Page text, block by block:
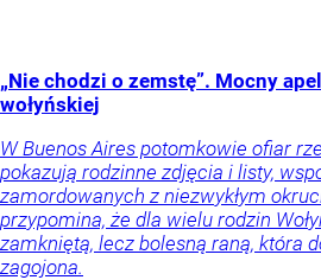
„Nie chodzi o zemstę”. Mocny
wołyńskiej
W Buenos Aires potomkowie ofiar
pokazują rodzinne zdjęcia i listy,
zamordowanych z niezwykłym
przypomina, że dla wielu rodzin
zamkniętą, lecz bolesną raną, która
zagojona.